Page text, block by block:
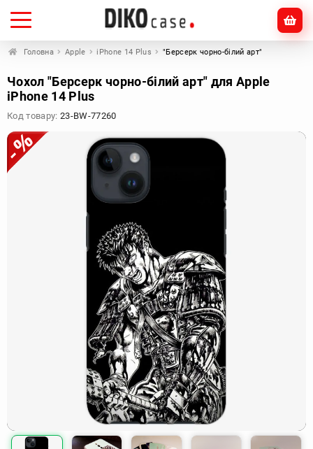
Головна Apple iPhone 14 Plus "Берсерк чорно-білий арт"
Чохол "Берсерк чорно-білий арт" для Apple
iPhone 14 Plus
Код товару: 23-BW-77260